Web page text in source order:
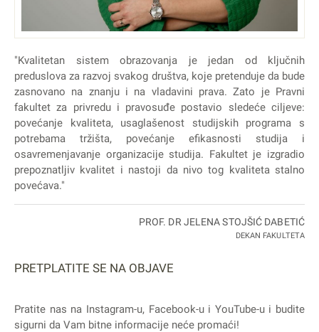
"Kvalitetan sistem obrazovanja je jedan od ključnih
preduslova za razvoj svakog društva, koje pretenduje da bude
zasnovano na znanju i na vladavini prava. Zato je Pravni
fakultet za privredu i pravosuđe postavio sledeće ciljeve:
povećanje kvaliteta, usaglašenost studijskih programa s
potrebama tržišta, povećanje efikasnosti studija i
osavremenjavanje organizacije studija. Fakultet je izgradio
prepoznatljiv kvalitet i nastoji da nivo tog kvaliteta stalno
povećava."
PROF. DR JELENA STOJŠIĆ DABETIĆ
DEKAN FAKULTETA
PRETPLATITE SE NA OBJAVE
Pratite nas na Instagram-u, Facebook-u i YouTube-u i budite
sigurni da Vam bitne informacije neće promaći!